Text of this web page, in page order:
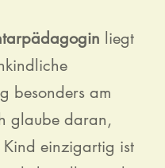
liegt
besonders am
glaube daran,
Kind einzigartig ist